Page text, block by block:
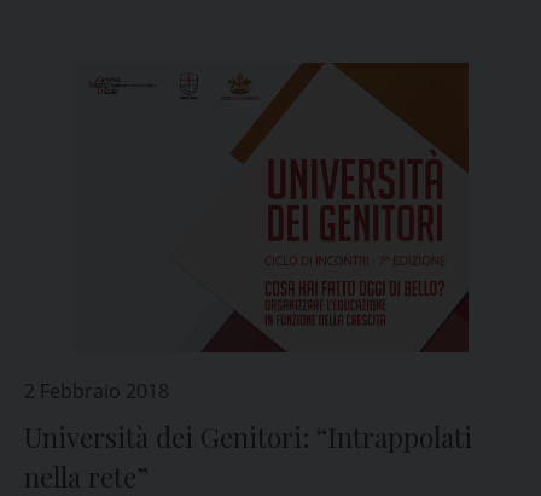
2 Febbraio 2018
Università dei Genitori: “Intrappolati
nella rete”